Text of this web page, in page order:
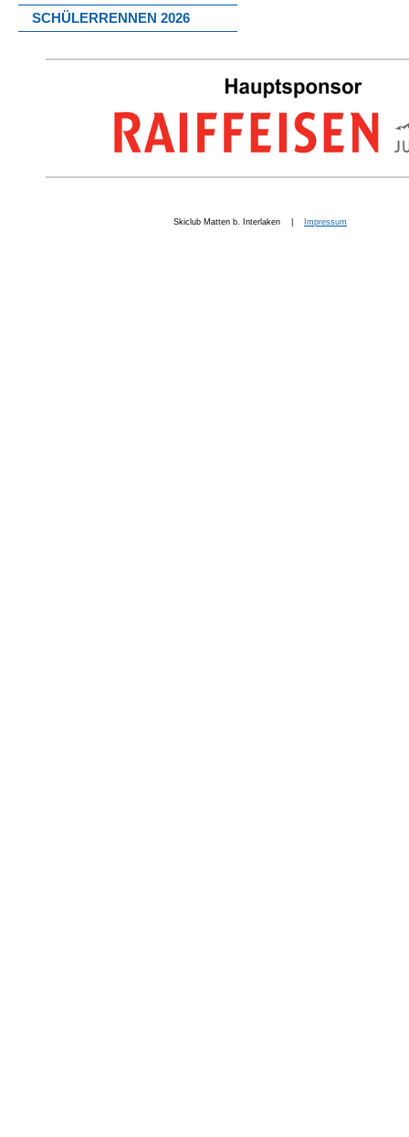
SCHÜLERRENNEN 2026
Skiclub Matten b. Interlaken | Impressum